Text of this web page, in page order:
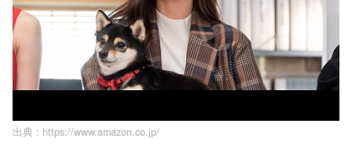
出典 : https://www.amazon.co.jp/